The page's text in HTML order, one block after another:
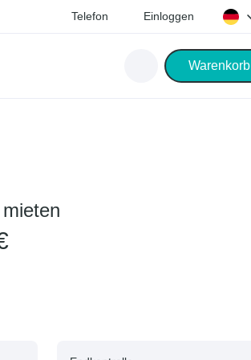
Telefon Einloggen
Warenkorb